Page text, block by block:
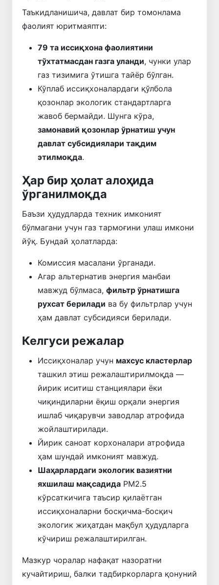
Таъкидланишича, давлат бир томонлама
фаолият юритмаяпти:
79 та иссиқхона фаолиятини
тўхтатмасдан газга уланди, чунки улар
газ тизимига ўтишга тайёр бўлган.
Кўплаб иссиқхоналардаги қўлбола
қозонлар экологик стандартларга
жавоб бермайди. Шунга кўра,
замонавий қозонлар ўрнатиш учун
давлат субсидиялари тақдим
этилмоқда.
Ҳар бир ҳолат алоҳида
ўрганилмоқда
Баъзи ҳудудларда техник имконият
бўлмагани учун газ тармоғини улаш имкони
йўқ. Бундай ҳолатларда:
Комиссия масалани ўрганади.
Агар альтернатив энергия манбаи
мавжуд бўлмаса, фильтр ўрнатишга
рухсат берилади ва бу фильтрлар учун
ҳам давлат субсидияси берилади.
Келгуси режалар
Иссиқхоналар учун махсус кластерлар
ташкил этиш режалаштирилмоқда —
йирик иситиш станциялари ёки
чиқиндиларни ёқиш орқали энергия
ишлаб чиқарувчи заводлар атрофида
жойлаштирилади.
Йирик саноат корхоналари атрофида
ҳам шундай имконият мавжуд.
Шаҳарлардаги экологик вазиятни
яхшилаш мақсадида PM2.5
кўрсаткичига таъсир қилаётган
иссиқхоналарни босқичма-босқич
экологик жиҳатдан мақбул ҳудудларга
кўчириш режалаштирилган.
Мазкур чоралар нафақат назоратни
кучайтириш, балки тадбиркорларга қонуний